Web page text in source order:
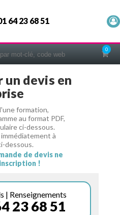
64 23 68 51
0
un devis en
formation,
au format PDF,
ci-dessous.
à
dessous.
de devis ne
!
| Renseignements
23 68 51